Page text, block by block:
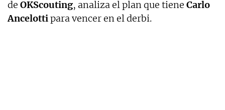
de OKScouting, analiza el plan que tiene Carlo
Ancelottipara vencer en el derbi.